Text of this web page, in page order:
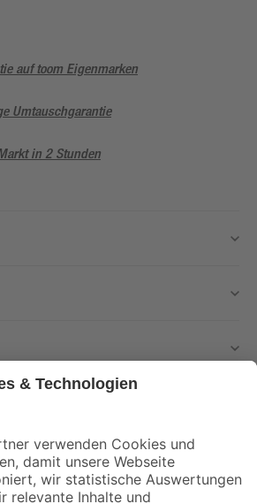
auf toom Eigenmarken
Umtauschgarantie
in 2 Stunden
Angebote und Aktionen mehr verpassen!